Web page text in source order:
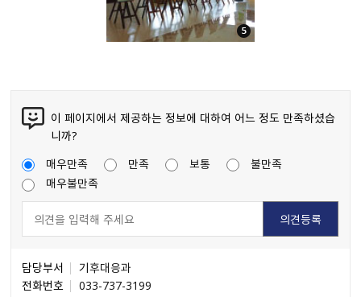
이 페이지에서 제공하는 정보에 대하여 어느 정도 만족하셨습
니까?
매우만족
만족 보통
불만족
매우불만족
담당부서
기후대응과
전화번호
033-737-3199